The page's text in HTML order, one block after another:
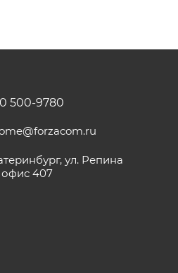
500-9780
ул. Репина
407